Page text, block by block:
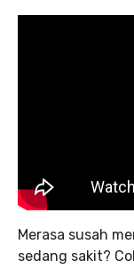
Merasa susah
sedang sakit?